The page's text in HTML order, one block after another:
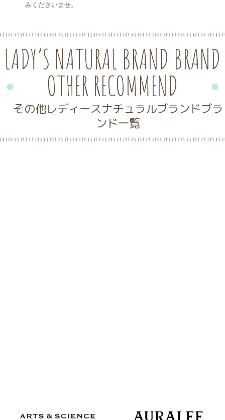
みくださいませ。
LADY’S NATURAL BRAND BRAND
OTHER RECOMMEND
その他レディースナチュラルブランドブラ
ンド一覧